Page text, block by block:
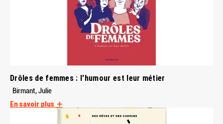
Drôles de femmes : l'humour est leur métier
Birmant, Julie
En savoir plus